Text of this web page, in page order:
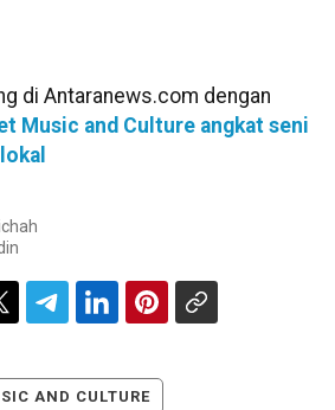
di Antaranews.com dengan
Music and Culture angkat seni
AND CULTURE